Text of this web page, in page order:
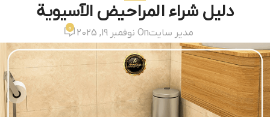
دليل شراء المراحيض الآسيوية
مدیر سایتOn نوفمبر 19, 2025 0